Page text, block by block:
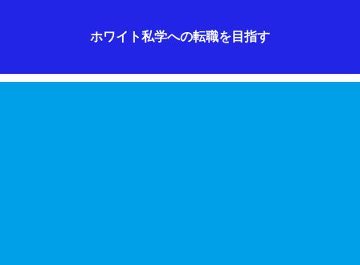
ホワイト私学への転職を目指す